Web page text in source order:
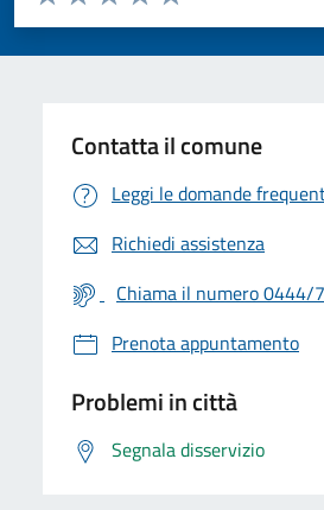
Valuta 5 stelle su 5
Valuta 4 stelle su 5
Valuta 3 stelle su 5
Valuta 2 stelle su 5
Valuta 1 stelle su 5
Contatta il comune
Leggi le domande
Richiedi assistenza
Chiama il numero 0444/
Prenota appuntamento
Problemi in città
Segnala disservizio